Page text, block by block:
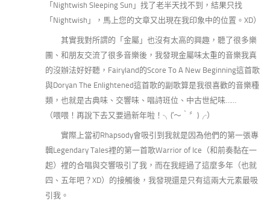
「Nightwish Sleeping Sun」找了老半天找不到，結果只找
「Nightwish」，馬上您的文章又出現在我印象中的位置。XD）
其實我對所謂的「金屬」也沒有太高的興趣，聽了很多樂
團、和朋友交流了很多音樂後，我發現金屬味太重的音樂我真
的沒辦法好好聽，Fairyland的Score To A New Beginning這首歌
與Doryan The Enlightened這首歌的副歌算是我很喜歡的音樂種
類，也就是古典味、交響味、唱詩班位、中古世紀味……
（喂喂！再說下去又要過新年啦！╮(′～‵〞)╭）
實際上當初Rhapsody會吸引到我就是因為他們的第一張專
輯Legendary Tales裡的第一首歌Warrior of Ice（和前奏黏在一
起）裡的合唱與交響吸引了我，而在我經過了這麼多年（也就
四、五年吧？XD）的接觸後，我發現還是只有這兩大元素最吸
引我。